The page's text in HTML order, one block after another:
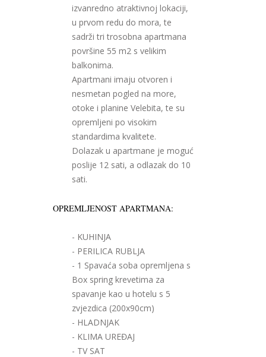
izvanredno atraktivnoj lokaciji,
u prvom redu do mora, te
sadrži tri trosobna apartmana
površine 55 m2 s velikim
balkonima.
Apartmani imaju otvoren i
nesmetan pogled na more,
otoke i planine Velebita, te su
opremljeni po visokim
standardima kvalitete.
Dolazak u apartmane je moguć
poslije 12 sati, a odlazak do 10
sati.
OPREMLJENOST APARTMANA:
- KUHINJA
- PERILICA RUBLJA
- 1 Spavaća soba opremljena s
Box spring krevetima za
spavanje kao u hotelu s 5
zvjezdica (200x90cm)
- HLADNJAK
- KLIMA UREĐAJ
- TV SAT